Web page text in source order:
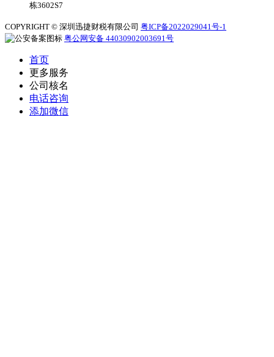
栋3602S7
COPYRIGHT © 深圳迅捷财税有限公司 粤ICP备2022029041号-1
粤公网安备 44030902003691号
首页
更多服务
公司核名
电话咨询
添加微信